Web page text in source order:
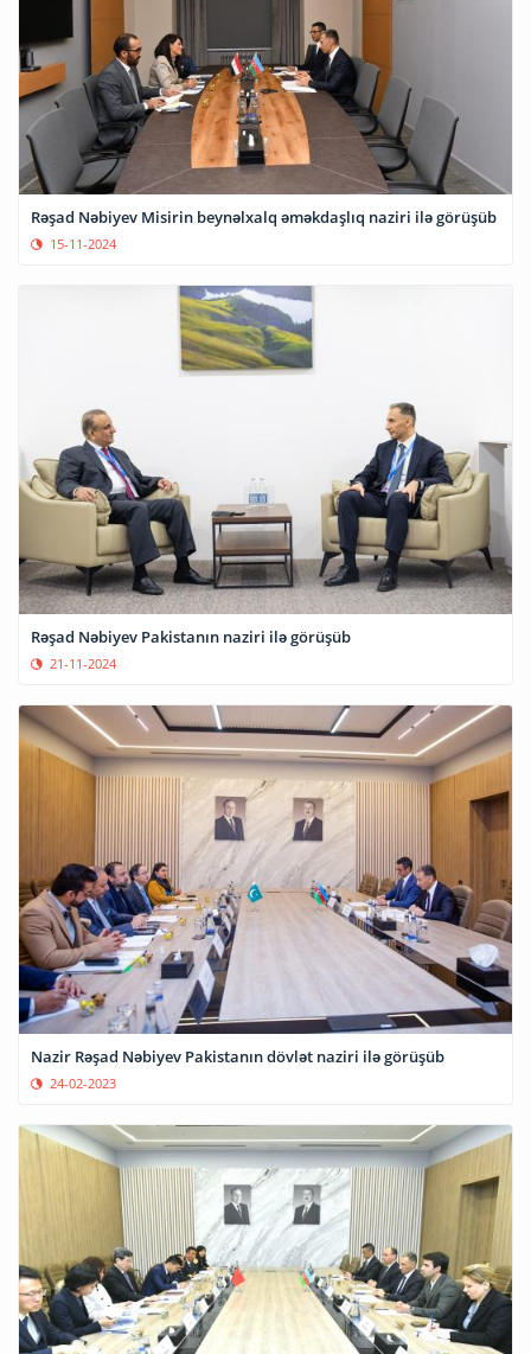
Rəşad Nəbiyev Misirin beynəlxalq əməkdaşlıq naziri ilə görüşüb
15-11-2024
Rəşad Nəbiyev Pakistanın naziri ilə görüşüb
21-11-2024
Nazir Rəşad Nəbiyev Pakistanın dövlət naziri ilə görüşüb
24-02-2023